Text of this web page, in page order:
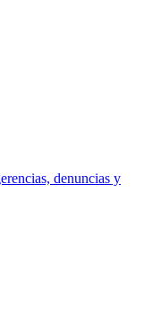
denuncias y